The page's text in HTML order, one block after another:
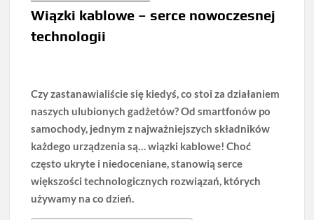
Wiązki kablowe – serce nowoczesnej
technologii
Czy zastanawialiście się kiedyś, co stoi za działaniem
naszych ulubionych gadżetów? Od smartfonów po
samochody, jednym z najważniejszych składników
każdego urządzenia są… wiązki kablowe! Choć
często ukryte i niedoceniane, stanowią serce
większości technologicznych rozwiązań, których
używamy na co dzień.